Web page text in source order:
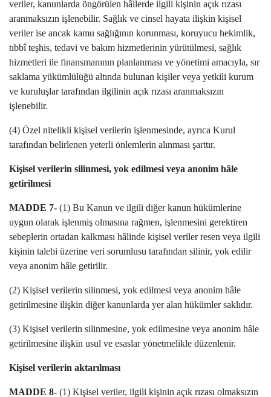
veriler, kanunlarda öngörülen hâllerde ilgili kişinin açık rızası
aranmaksızın işlenebilir. Sağlık ve cinsel hayata ilişkin kişisel
veriler ise ancak kamu sağlığının korunması, koruyucu hekimlik,
tıbbî teşhis, tedavi ve bakım hizmetlerinin yürütülmesi, sağlık
hizmetleri ile finansmanının planlanması ve yönetimi amacıyla, sır
saklama yükümlülüğü altında bulunan kişiler veya yetkili kurum
ve kuruluşlar tarafından ilgilinin açık rızası aranmaksızın
işlenebilir.
(4) Özel nitelikli kişisel verilerin işlenmesinde, ayrıca Kurul
tarafından belirlenen yeterli önlemlerin alınması şarttır.
Kişisel verilerin silinmesi, yok edilmesi veya anonim hâle
getirilmesi
MADDE 7- (1) Bu Kanun ve ilgili diğer kanun hükümlerine
uygun olarak işlenmiş olmasına rağmen, işlenmesini gerektiren
sebeplerin ortadan kalkması hâlinde kişisel veriler resen veya ilgili
kişinin talebi üzerine veri sorumlusu tarafından silinir, yok edilir
veya anonim hâle getirilir.
(2) Kişisel verilerin silinmesi, yok edilmesi veya anonim hâle
getirilmesine ilişkin diğer kanunlarda yer alan hükümler saklıdır.
(3) Kişisel verilerin silinmesine, yok edilmesine veya anonim hâle
getirilmesine ilişkin usul ve esaslar yönetmelikle düzenlenir.
Kişisel verilerin aktarılması
MADDE 8- (1) Kişisel veriler, ilgili kişinin açık rızası olmaksızın